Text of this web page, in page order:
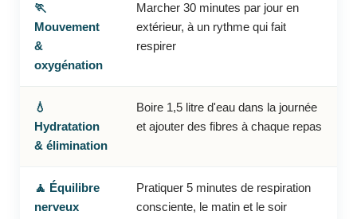
🏃
Mouvement
&
oxygénation
Marcher 30 minutes par jour en
extérieur, à un rythme qui fait
respirer
💧
Hydratation
& élimination
Boire 1,5 litre d'eau dans la journée
et ajouter des fibres à chaque repas
🧘 Équilibre
nerveux
Pratiquer 5 minutes de respiration
consciente, le matin et le soir